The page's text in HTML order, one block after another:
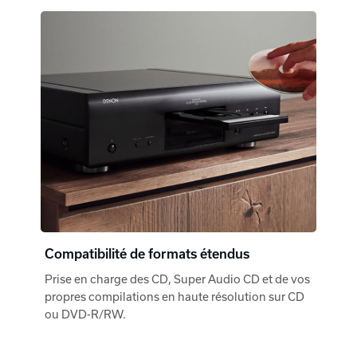
Compatibilité de formats étendus
Prise en charge des CD, Super Audio CD et de vos
propres compilations en haute résolution sur CD
ou DVD-R/RW.